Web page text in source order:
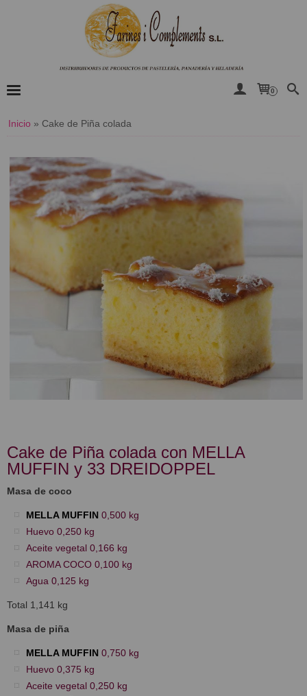
0
Inicio » Cake de Piña colada
Cake de Piña colada con MELLA
MUFFIN y 33 DREIDOPPEL
Masa de coco
MELLA MUFFIN 0,500 kg
Huevo 0,250 kg
Aceite vegetal 0,166 kg
AROMA COCO 0,100 kg
Agua 0,125 kg
Total 1,141 kg
Masa de piña
MELLA MUFFIN 0,750 kg
Huevo 0,375 kg
Aceite vegetal 0,250 kg